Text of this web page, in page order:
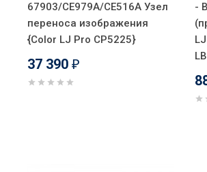
67903/CE979A/CE516A Узел
переноса изображения
{Color LJ Pro CP5225}
37 390 ₽
-